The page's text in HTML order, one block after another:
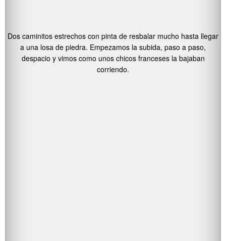
Dos caminitos estrechos con pinta de resbalar mucho hasta llegar
a una losa de piedra. Empezamos la subida, paso a paso,
despacio y vimos como unos chicos franceses la bajaban
corriendo.